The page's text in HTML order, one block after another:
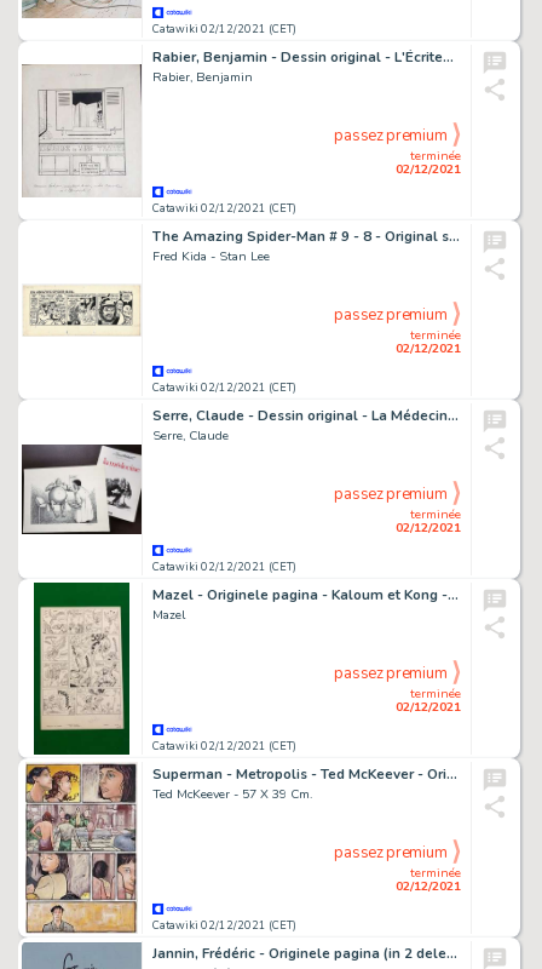
Catawiki 02/12/2021 (CET)
Rabier, Benjamin - Dessin original - L'Écriteau - (1910)
Rabier, Benjamin
Catawiki 02/12/2021 (CET)
terminée
02/12/2021
passez premium
The Amazing Spider-Man # 9 - 8 - Original strip by Fred Kida and Stan Lee - Exemplaire unique - (1982)
Fred Kida - Stan Lee
Catawiki 02/12/2021 (CET)
terminée
02/12/2021
passez premium
Serre, Claude - Dessin original - La Médecine "météorisme" - (1997)
Serre, Claude
Catawiki 02/12/2021 (CET)
terminée
02/12/2021
passez premium
Mazel - Originele pagina - Kaloum et Kong - Magie Noire
Mazel
Catawiki 02/12/2021 (CET)
terminée
02/12/2021
passez premium
Superman - Metropolis - Ted McKeever - Original Art Page 'Metropolis' (p.7) - Exemplaire unique - (1996)
Ted McKeever - 57 X 39 Cm.
Catawiki 02/12/2021 (CET)
terminée
02/12/2021
passez premium
Jannin, Frédéric - Originele pagina (in 2 delen) + Album (oplage NL: 21 ex.) - Collectioneurs - (1984)